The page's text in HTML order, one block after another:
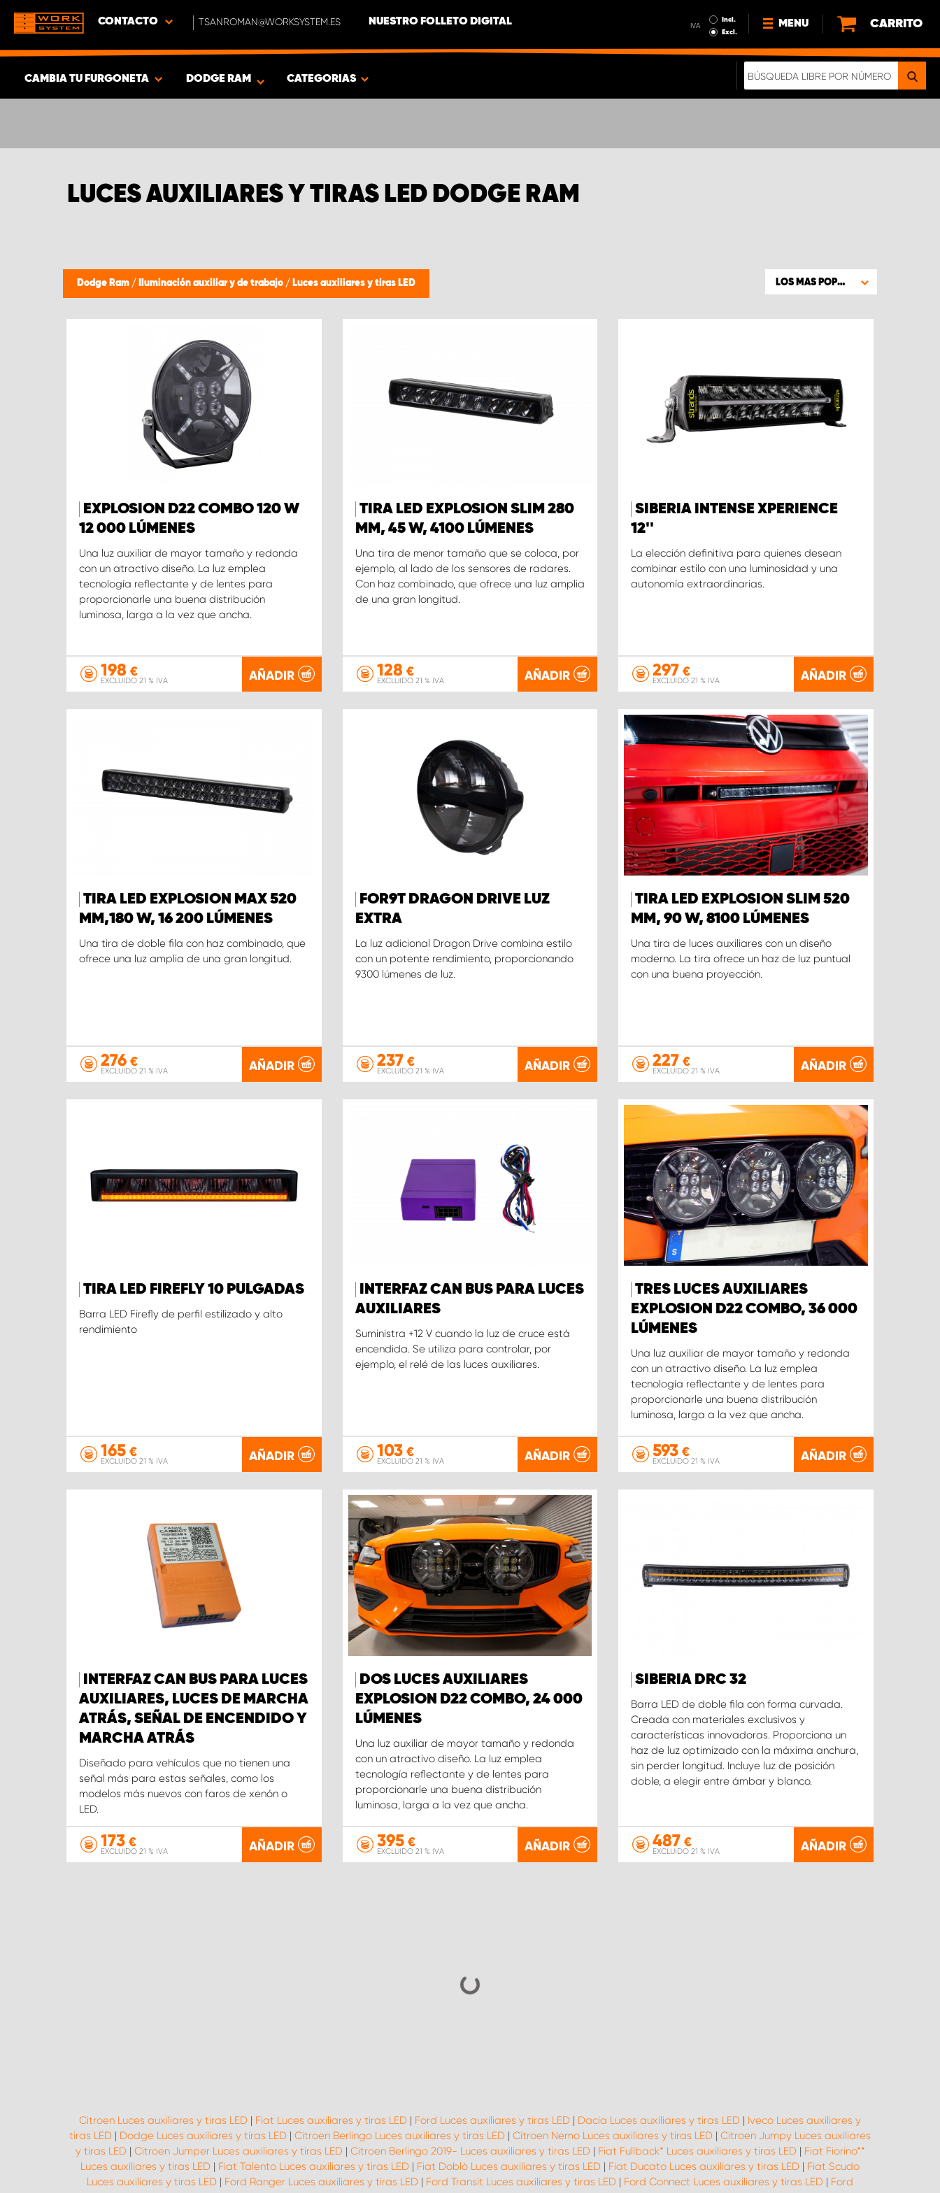
CONTACTO TSANROMAN@WORKSYSTEM.ES NUESTRO FOLLETO DIGITAL IVA
Incl.
Excl.
MENU
NOTICIAS
CARRITO
CAMBIA TU FURGONETA
PRODUCTOS
DODGE RAM CATEGORIAS
LUCES AUXILIARES Y TIRAS LED DODGE RAM
Dodge Ram / Iluminación auxiliar y de trabajo / Luces auxiliares y tiras LED LOS MAS POPULARES
EXPLOSION D22 COMBO 120 W
12 000 LÚMENES
Una luz auxiliar de mayor tamaño y redonda
con un atractivo diseño. La luz emplea
tecnología reflectante y de lentes para
proporcionarle una buena distribución
luminosa, larga a la vez que ancha.
198 €
EXCLUIDO 21 % IVA AÑADIR
TIRA LED EXPLOSION SLIM 280
MM, 45 W, 4100 LÚMENES
Una tira de menor tamaño que se coloca, por
ejemplo, al lado de los sensores de radares.
Con haz combinado, que ofrece una luz amplia
de una gran longitud.
128 €
EXCLUIDO 21 % IVA AÑADIR
SIBERIA INTENSE XPERIENCE
12''
La elección definitiva para quienes desean
combinar estilo con una luminosidad y una
autonomía extraordinarias.
297 €
EXCLUIDO 21 % IVA AÑADIR
TIRA LED EXPLOSION MAX 520
MM,180 W, 16 200 LÚMENES
Una tira de doble fila con haz combinado, que
ofrece una luz amplia de una gran longitud.
276 €
EXCLUIDO 21 % IVA AÑADIR
FOR9T DRAGON DRIVE LUZ
EXTRA
La luz adicional Dragon Drive combina estilo
con un potente rendimiento, proporcionando
9300 lúmenes de luz.
237€
EXCLUIDO 21 % IVA AÑADIR
TIRA LED EXPLOSION SLIM 520
MM, 90 W, 8100 LÚMENES
Una tira de luces auxiliares con un diseño
moderno. La tira ofrece un haz de luz puntual
con una buena proyección.
227 €
EXCLUIDO 21 % IVA AÑADIR
TIRA LED FIREFLY 10 PULGADAS
Barra LED Firefly de perfil estilizado y alto
rendimiento
165 €
EXCLUIDO 21 % IVA AÑADIR
INTERFAZ CAN BUS PARA LUCES
AUXILIARES
Suministra +12 V cuando la luz de cruce está
encendida. Se utiliza para controlar, por
ejemplo, el relé de las luces auxiliares.
103€
EXCLUIDO 21 % IVA AÑADIR
TRES LUCES AUXILIARES
EXPLOSION D22 COMBO, 36 000
LÚMENES
Una luz auxiliar de mayor tamaño y redonda
con un atractivo diseño. La luz emplea
tecnología reflectante y de lentes para
proporcionarle una buena distribución
luminosa, larga a la vez que ancha.
593 €
EXCLUIDO 21 % IVA AÑADIR
INTERFAZ CAN BUS PARA LUCES
AUXILIARES, LUCES DE MARCHA
ATRÁS, SEÑAL DE ENCENDIDO Y
MARCHA ATRÁS
Diseñado para vehículos que no tienen una
señal más para estas señales, como los
modelos más nuevos con faros de xenón o
LED.
173 €
EXCLUIDO 21 % IVA AÑADIR
DOS LUCES AUXILIARES
EXPLOSION D22 COMBO, 24 000
LÚMENES
Una luz auxiliar de mayor tamaño y redonda
con un atractivo diseño. La luz emplea
tecnología reflectante y de lentes para
proporcionarle una buena distribución
luminosa, larga a la vez que ancha.
395€
EXCLUIDO 21 % IVA AÑADIR
SIBERIA DRC 32
Barra LED de doble fila con forma curvada.
Creada con materiales exclusivos y
características innovadoras. Proporciona un
haz de luz optimizado con la máxima anchura,
sin perder longitud. Incluye luz de posición
doble, a elegir entre ámbar y blanco.
487 €
EXCLUIDO 21 % IVA AÑADIR
Citroen Luces auxiliares y tiras LED | Fiat Luces auxiliares y tiras LED | Ford Luces auxiliares y tiras LED | Dacia Luces auxiliares y tiras LED | Iveco Luces auxiliares y
tiras LED | Dodge Luces auxiliares y tiras LED | Citroen Berlingo Luces auxiliares y tiras LED | Citroen Nemo Luces auxiliares y tiras LED | Citroen Jumpy Luces auxiliares
y tiras LED| Citroen Jumper Luces auxiliares y tiras LED| Citroen Berlingo 2019- Luces auxiliares y tiras LED| Fiat Fullback* Luces auxiliares y tiras LED| Fiat Fiorino**
Luces auxiliares y tiras LED | Fiat Talento Luces auxiliares y tiras LED | Fiat Doblò Luces auxiliares y tiras LED | Fiat Ducato Luces auxiliares y tiras LED | Fiat Scudo
Luces auxiliares y tiras LED | Ford Ranger Luces auxiliares y tiras LED | Ford Transit Luces auxiliares y tiras LED | Ford Connect Luces auxiliares y tiras LED | Ford